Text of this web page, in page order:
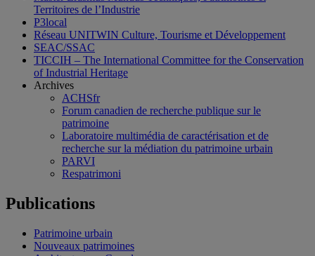
Territoires de l’Industrie
P3local
Réseau UNITWIN Culture, Tourisme et Développement
SEAC/SSAC
TICCIH – The International Committee for the Conservation
of Industrial Heritage
Archives
ACHSfr
Forum canadien de recherche publique sur le
patrimoine
Laboratoire multimédia de caractérisation et de
recherche sur la médiation du patrimoine urbain
PARVI
Respatrimoni
Publications
Patrimoine urbain
Nouveaux patrimoines